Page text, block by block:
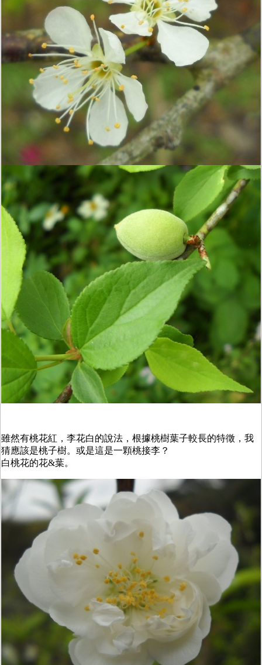
雖然有桃花紅，李花白的說法，根據桃樹葉子較長的特徵，我
猜應該是桃子樹。或是這是一顆桃接李？
白桃花的花&葉。